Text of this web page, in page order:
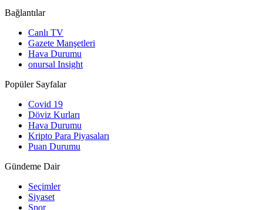
Bağlantılar
Canlı TV
Gazete Manşetleri
Hava Durumu
onursal Insight
Popüler Sayfalar
Covid 19
Döviz Kurları
Hava Durumu
Kripto Para Piyasaları
Puan Durumu
Gündeme Dair
Seçimler
Siyaset
Spor